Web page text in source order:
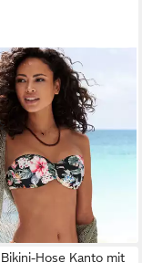
Bikini-Top
tollem Blumenprint
(14)
in 1-2 Werktagen bei dir
Hose Kanto mit